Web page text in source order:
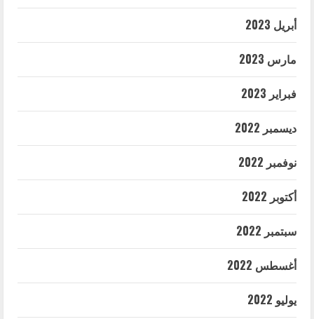
أبريل 2023
مارس 2023
فبراير 2023
ديسمبر 2022
نوفمبر 2022
أكتوبر 2022
سبتمبر 2022
أغسطس 2022
يوليو 2022